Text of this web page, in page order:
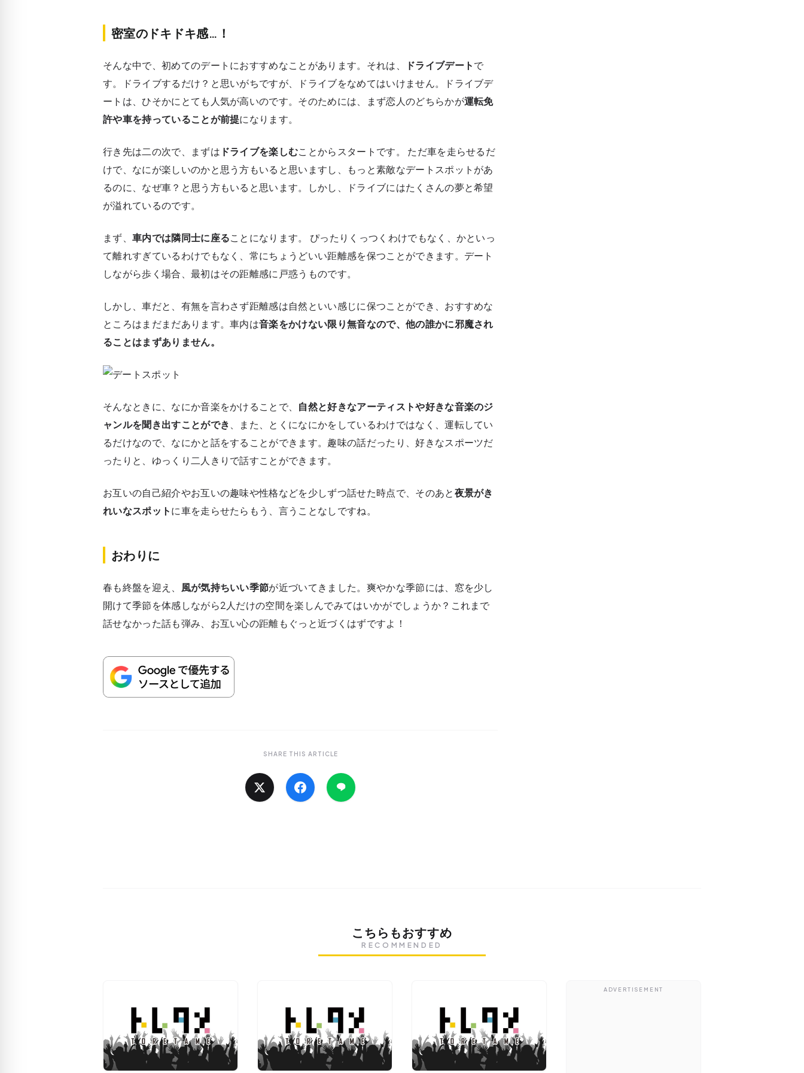
密室のドキドキ感…！
そんな中で、初めてのデートにおすすめなことがあります。それは、 ドライブデートで
す。ドライブするだけ？と思いがちですが、ドライブをなめてはいけません。ドライブデ
ートは、ひそかにとても人気が高いのです。そのためには、まず恋人のどちらかが運転免
許や車を持っていることが前提になります。
行き先は二の次で、まずは ドライブを楽しむことからスタートです。 ただ車を走らせるだ
けで、なにが楽しいのかと思う方もいると思いますし、もっと素敵なデートスポットがあ
るのに、なぜ車？と思う方もいると思います。しかし、ドライブにはたくさんの夢と希望
が溢れているのです。
まず、 車内では隣同士に座ることになります。 ぴったりくっつくわけでもなく、かといっ
て離れすぎているわけでもなく、 常にちょうどいい距離感を保つことができます。デート
しながら歩く場合、最初はその距離感に戸惑うものです。
しかし、車だと、有無を言わさず距離感は自然といい感じに保つことができ、おすすめな
ところはまだまだあります。車内は音楽をかけない限り無音なので、他の誰かに邪魔され
ることはまずありません。
そんなときに、なにか音楽をかけることで、 自然と好きなアーティストや好きな音楽のジ
ャンルを聞き出すことができ
、また、とくになにかをしているわけではなく、運転してい
るだけなので、なにかと話をすることができます。趣味の話だったり、好きなスポーツだ
ったりと、ゆっくり二人きりで話すことができます。
お互いの自己紹介やお互いの趣味や性格などを少しずつ話せた時点で、そのあと夜景がき
れいなスポットに車を走らせたらもう、言うことなしですね。
おわりに
春も終盤を迎え、 風が気持ちいい季節が近づいてきました。爽やかな季節には、窓を少し
開けて季節を体感しながら2人だけの空間を楽しんでみてはいかがでしょうか？これまで
話せなかった話も弾み、お互い心の距離もぐっと近づくはずですよ！
SHARE THIS ARTICLE
こちらもおすすめ
RECOMMENDED
ADVERTISEMENT